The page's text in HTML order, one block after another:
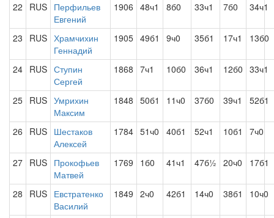
22 RUS Перфильев
Евгений
1906 48ч1 8б0 33ч1 7б0 34ч1
23 RUS Храмчихин
Геннадий
1905 49б1 9ч0 35б1 17ч1 13б0
24 RUS Ступин
Сергей
1868 7ч1 10б0 36ч1 12б0 33ч1
25 RUS Умрихин
Максим
1848 50б1 11ч0 37б0 39ч1 52б1
26 RUS Шестаков
Алексей
1784 51ч0 40б1 52ч1 10б1 7ч0
27 RUS Прокофьев
Матвей
1769 1б0 41ч1 47б½ 20ч0 17б1
28 RUS Евстратенко
Василий
1849 2ч0 42б1 14ч0 38б1 10ч0